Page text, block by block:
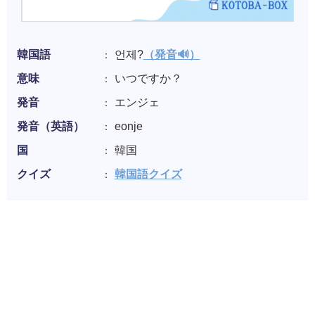
韓国語 언제?（発音🔊）
意味
いつですか？
発音
エンジェ
発音（英語）
eonje
国
韓国
クイズ
韓国語クイズ